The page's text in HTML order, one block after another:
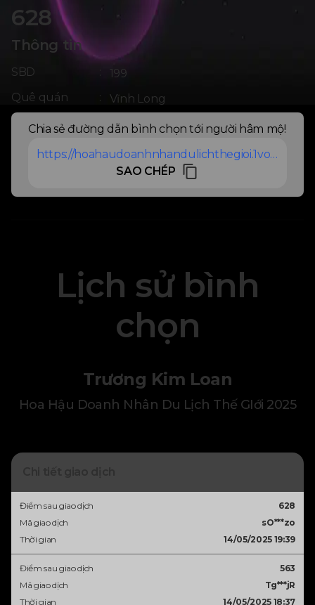
628
Thông tin
SBD
199
Quê quán
: Vĩnh Long
Chia sẻ đường dẫn bình chọn tới người hâm mộ!
https://hoahaudoanhnhandulichthegioi.1vote.vn/thi-sinh/nguoidepduocyeuthichnhat/truong-kim-loan-199
SAO CHÉP
Lịch sử bình
chọn
Trương Kim Loan
Hoa Hậu Doanh Nhân Du Lịch Thế GIới 2025
Điểm sau giao dịch
628
Mã giao dịch
sO***zo
Thời gian
14/05/2025 19:39
Điểm sau giao dịch
563
Mã giao dịch
Tg***jR
Thời gian
14/05/2025 18:37